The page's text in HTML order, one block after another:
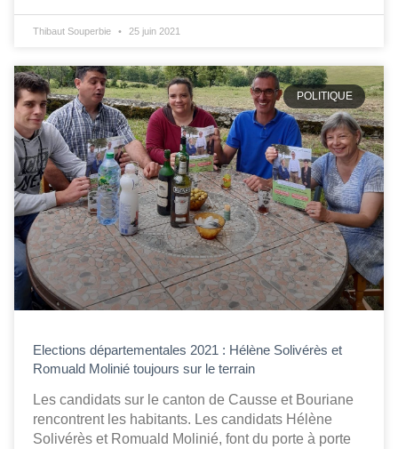
Thibaut Souperbie 25 juin 2021
POLITIQUE
Elections départementales 2021 : Hélène Solivérès et
Romuald Molinié toujours sur le terrain
Les candidats sur le canton de Causse et Bouriane
rencontrent les habitants. Les candidats Hélène
Solivérès et Romuald Molinié, font du porte à porte